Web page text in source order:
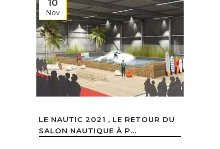
10
Nov
LE NAUTIC 2021 , LE RETOUR DU
SALON NAUTIQUE À P...